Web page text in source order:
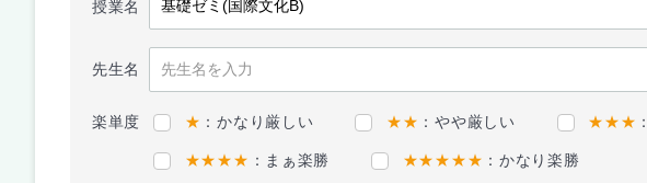
授業名
先生名
楽単度 ★ ：かなり厳しい ★★ ：やや厳しい ★★★
★★★★ ：まぁ楽勝 ★★★★★ ：かなり楽勝